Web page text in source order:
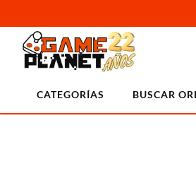
CATEGORÍAS BUSCAR